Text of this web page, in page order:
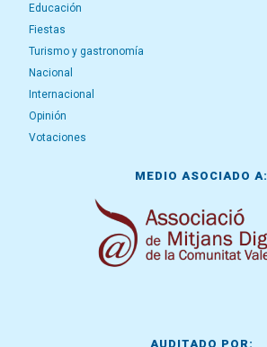
Educación
Fiestas
Turismo y gastronomía
Nacional
Internacional
Opinión
Votaciones
MEDIO ASOCIADO A:
AUDITADO POR: